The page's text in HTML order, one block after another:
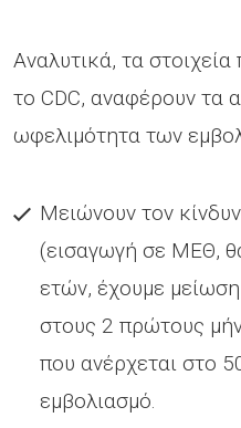
Αναλυτικά, τα
το CDC, αναφέρουν τα
ωφελιμότητα των
Μειώνουν τον
(εισαγωγή σε ΜΕΘ,
ετών, έχουμε
στους 2 πρώτους
που ανέρχεται στο
εμβολιασμό.